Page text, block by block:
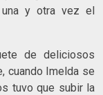
una y otra vez el
de deliciosos
cuando Imelda se
tuvo que subir la